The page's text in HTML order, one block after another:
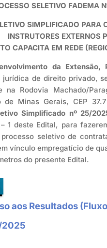
SELETIVO FADEMA
SIMPLIFICADO PARA
INSTRUTORES EXTERNOS
CAPACITA EM REDE
da Extensão,
jurídica de direito privado,
na Rodovia Machado/
de Minas Gerais, CEP
Simplificado nº 25/
1 deste Edital, para
seletivo de
vínculo empregatício de
do presente Edital.
aos Resultados